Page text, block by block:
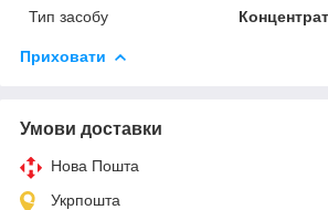
Тип засобу Концентрат
Приховати
Умови доставки
Нова Пошта
Укрпошта